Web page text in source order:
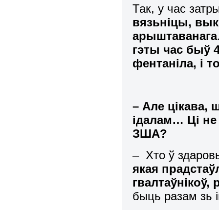
Так, у час
вязьніцы,
арыштаванага
гэты час быў
фентаніла, і
– Але цікава,
ідалам… Ці не
ЗША?
– Хто ў
якая
гвалтаўнікоў,
быць разам зь